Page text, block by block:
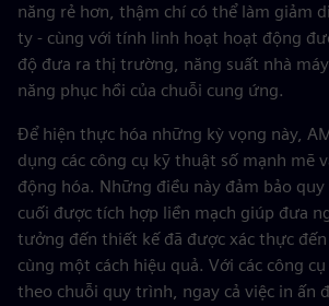
năng rẻ hơn, thậm chí có thể làm giảm
ty - cùng với tính linh hoạt hoạt động
độ đưa ra thị trường, năng suất nhà
năng phục hồi của chuỗi cung ứng.
Để hiện thực hóa những kỳ vọng này,
dụng các công cụ kỹ thuật số mạnh mẽ
động hóa. Những điều này đảm bảo
cuối được tích hợp liền mạch giúp đưa
tưởng đến thiết kế đã được xác thực
cùng một cách hiệu quả. Với các công
theo chuỗi quy trình, ngay cả việc in ấn